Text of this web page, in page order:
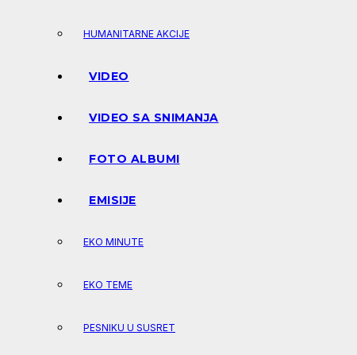
HUMANITARNE AKCIJE
VIDEO
VIDEO SA SNIMANJA
FOTO ALBUMI
EMISIJE
EKO MINUTE
EKO TEME
PESNIKU U SUSRET